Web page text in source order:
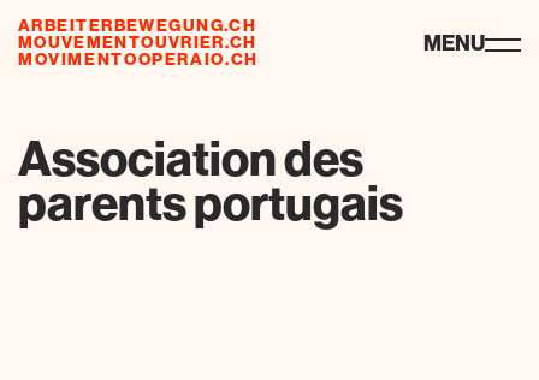
ARBEITERBEWEGUNG.CH
MOUVEMENTOUVRIER.CH
MOVIMENTOOPERAIO.CH
ressourcen MENU
Association des
parents portugais